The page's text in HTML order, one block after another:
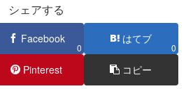
シェアする
Facebook
0
はてブ
0
Pinterest コピー